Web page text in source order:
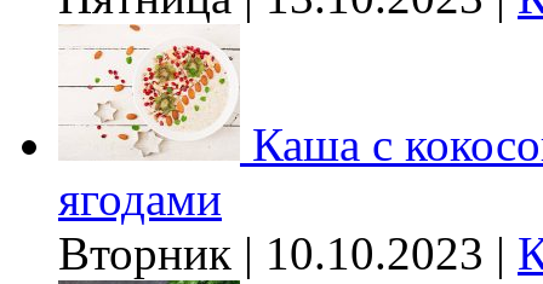
Каша с
ягодами
Вторник | 10.10.2023 |